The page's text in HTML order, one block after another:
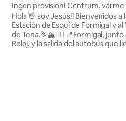
Ingen provision! Centrum, värme
otrolig utsikt
Hola 👋 soy Jesús!! Bienvenidos a la
Estación de Esquí de Formigal y al
de Tena.⛷️🏔️🚴‍♀️ 📍Formigal, junto al
Reloj, y la salida del autobús que